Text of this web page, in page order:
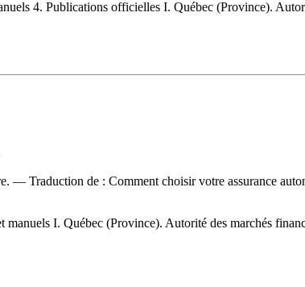
4. Publications officielles I. Québec (Province).
— Traduction de : Comment choisir votre assurance
I. Québec (Province). Autorité des marchés